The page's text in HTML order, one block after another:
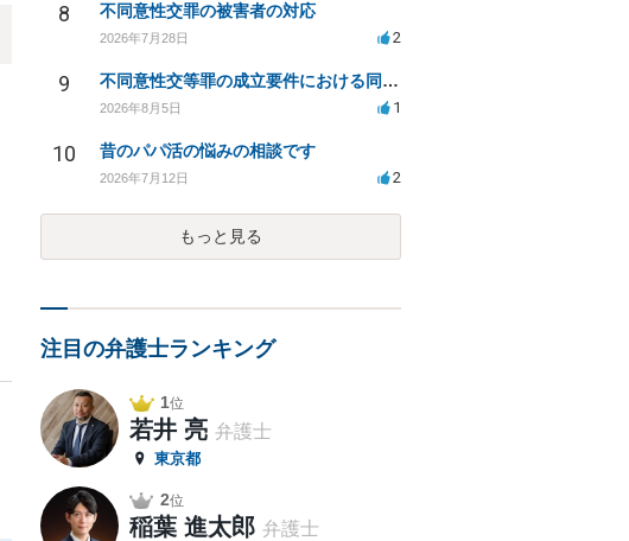
8 不同意性交罪の被害者の対応
2026年7月28日 2
9 不同意性交等罪の成立要件における同意とアルコールの影響
2026年8月5日 1
10 昔のパパ活の悩みの相談です
2026年7月12日 2
もっと見る
注目の弁護士ランキング
1位
若井 亮 弁護士
東京都
2位
稲葉 進太郎 弁護士